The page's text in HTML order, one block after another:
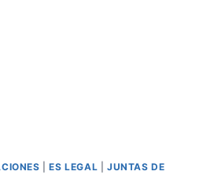
|ES LEGAL |JUNTAS DE